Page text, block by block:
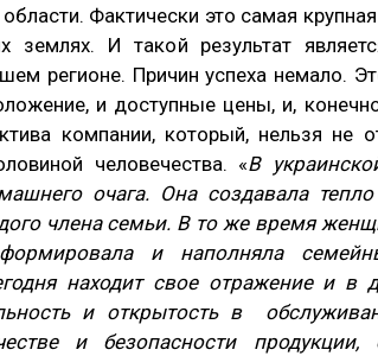
Фактически это самая
землях. И такой результат
регионе. Причин успеха немало.
и доступные цены, и,
компании, который, нельзя не
человечества. «В
очага. Она создавала
члена семьи. В то же время
и наполняла
находит свое отражение и в
и открытость в
и безопасности